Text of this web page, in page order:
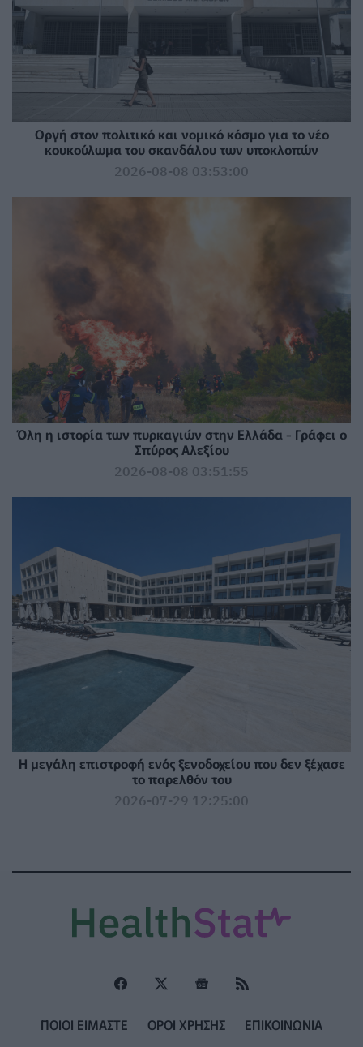
Οργή στον πολιτικό και νομικό κόσμο για το νέο
κουκούλωμα του σκανδάλου των υποκλοπών
2026-08-08 03:53:00
Όλη η ιστορία των πυρκαγιών στην Ελλάδα - Γράφει ο
Σπύρος Αλεξίου
2026-08-08 03:51:55
Η μεγάλη επιστροφή ενός ξενοδοχείου που δεν ξέχασε
το παρελθόν του
2026-07-29 12:25:00
ΠΟΙΟΙ ΕΙΜΑΣΤΕ ΟΡΟΙ ΧΡΗΣΗΣ ΕΠΙΚΟΙΝΩΝΙΑ